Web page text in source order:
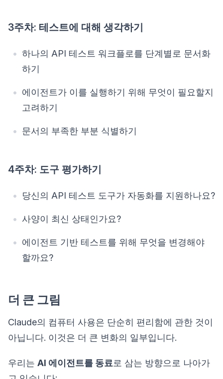
3주차: 테스트에 대해 생각하기
하나의 API 테스트 워크플로를 단계별로 문서화
하기
에이전트가 이를 실행하기 위해 무엇이 필요할지
고려하기
문서의 부족한 부분 식별하기
4주차: 도구 평가하기
당신의 API 테스트 도구가 자동화를 지원하나요?
사양이 최신 상태인가요?
에이전트 기반 테스트를 위해 무엇을 변경해야
할까요?
더 큰 그림
Claude의 컴퓨터 사용은 단순히 편리함에 관한 것이
아닙니다. 이것은 더 큰 변화의 일부입니다.
우리는 AI 에이전트를 동료 로 삼는 방향으로 나아가